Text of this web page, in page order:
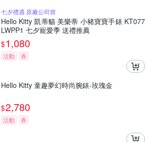
七夕禮遇 原廠公司貨
Hello Kitty 凱蒂貓 美樂蒂 小豬寶寶手錶 KT077
LWPP1 七夕寵愛季 送禮推薦
$1,080
活動 券
Hello Kitty 童趣夢幻時尚腕錶-玫瑰金
$2,780
活動 券